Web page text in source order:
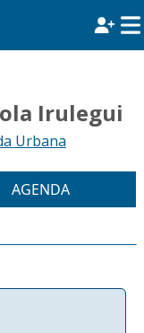
Irulegui
Urbana
AGENDA